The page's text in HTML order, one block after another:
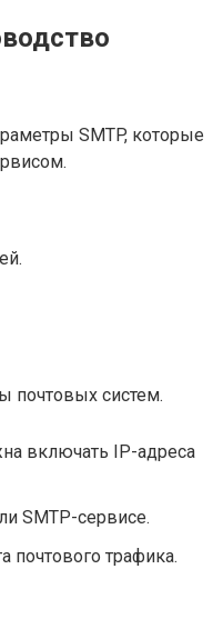
SMTP, которые
почтовых систем.
включать IP-адреса
SMTP-сервисе.
почтового трафика.